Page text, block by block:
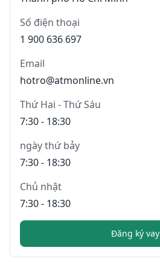
Số điện thoại
1 900 636 697
Email
hotro@atmonline.vn
Thứ Hai - Thứ Sáu
7:30 - 18:30
ngày thứ bảy
7:30 - 18:30
Chủ nhật
7:30 - 18:30
Đăng ký vay